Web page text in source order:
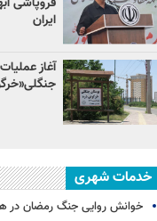
ایران
آغاز
خدمات شهری
خوانش روایی جنگ رمضان در